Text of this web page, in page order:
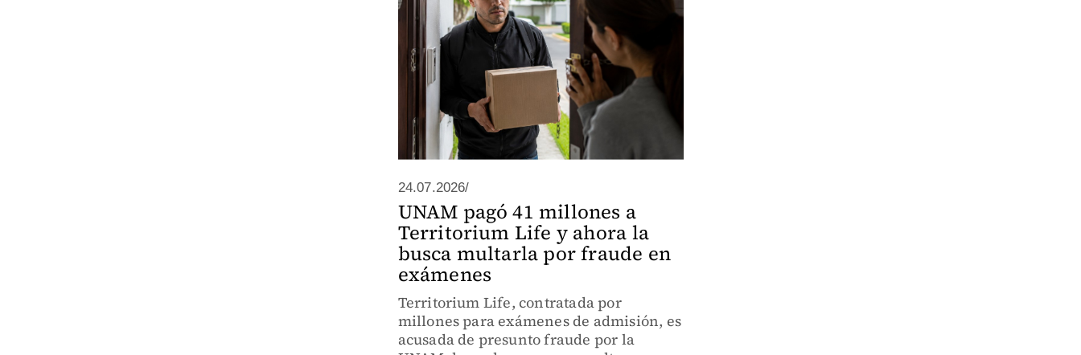
24.07.2026/
UNAM pagó 41 millones a
Territorium Life y ahora la
busca multarla por fraude en
exámenes
Territorium Life, contratada por
millones para exámenes de admisión, es
acusada de presunto fraude por la